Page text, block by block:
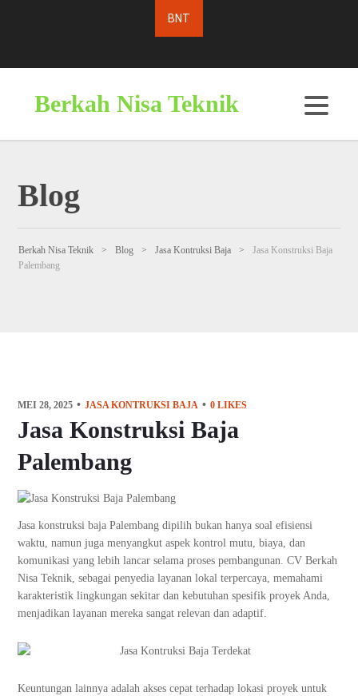
Berkah Nisa Teknik
Blog
Berkah Nisa Teknik > Blog > Jasa Kontruksi Baja >
Jasa Konstruksi Baja
Palembang
MEI 28, 2025 JASA KONTRUKSI BAJA 0 LIKES
Jasa Konstruksi Baja
Palembang
Jasa konstruksi baja Palembang dipilih bukan hanya soal efisiensi
waktu, namun juga menyangkut aspek kontrol mutu, biaya, dan
komunikasi yang lebih lancar selama proses pembangunan. CV Berkah
Nisa Teknik, sebagai penyedia layanan lokal terpercaya, memahami
karakteristik lingkungan sekitar dan kebutuhan spesifik proyek Anda,
menjadikan layanan mereka sangat relevan dan adaptif.
Keuntungan lainnya adalah akses cepat terhadap lokasi proyek untuk